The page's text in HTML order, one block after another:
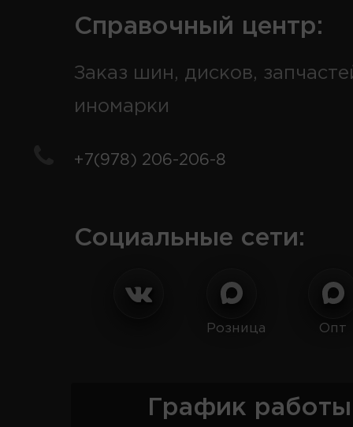
Справочный центр:
Заказ шин, дисков,
иномарки
+7(978) 206-206-8
Социальные сети:
Розница Опт
График